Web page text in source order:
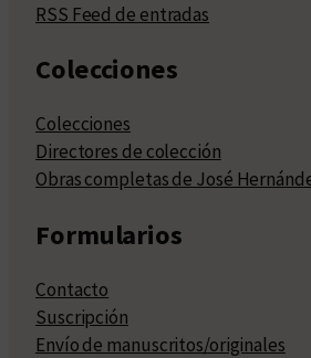
RSS Feed de entradas
Colecciones
Colecciones
Directores de colección
Obras completas de José
Formularios
Contacto
Suscripción
Envío de manuscritos/originales